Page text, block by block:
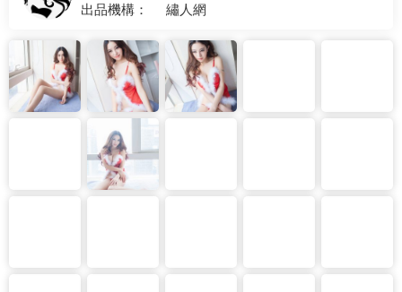
出品機構：
繡人網